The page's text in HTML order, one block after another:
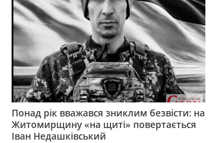
Понад рік вважався зниклим безвісти: на
Житомирщину «на щиті» повертається
Іван Недашківський